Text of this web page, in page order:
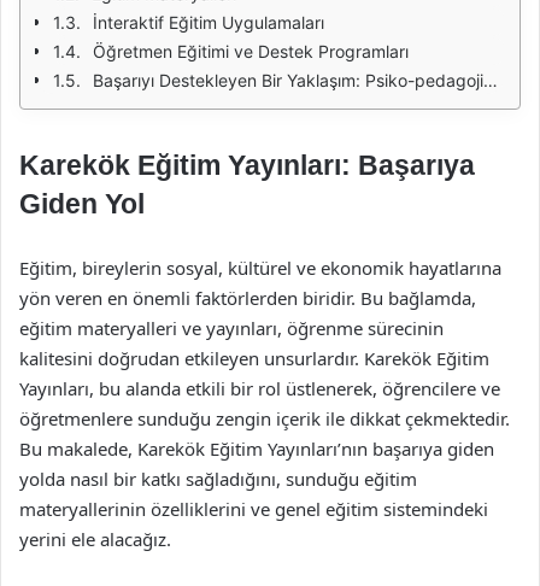
İnteraktif Eğitim Uygulamaları
Öğretmen Eğitimi ve Destek Programları
Başarıyı Destekleyen Bir Yaklaşım: Psiko-pedagojik Destek
Karekök Eğitim Yayınları: Başarıya
Giden Yol
Eğitim, bireylerin sosyal, kültürel ve ekonomik hayatlarına
yön veren en önemli faktörlerden biridir. Bu bağlamda,
eğitim materyalleri ve yayınları, öğrenme sürecinin
kalitesini doğrudan etkileyen unsurlardır. Karekök Eğitim
Yayınları, bu alanda etkili bir rol üstlenerek, öğrencilere ve
öğretmenlere sunduğu zengin içerik ile dikkat çekmektedir.
Bu makalede, Karekök Eğitim Yayınları’nın başarıya giden
yolda nasıl bir katkı sağladığını, sunduğu eğitim
materyallerinin özelliklerini ve genel eğitim sistemindeki
yerini ele alacağız.